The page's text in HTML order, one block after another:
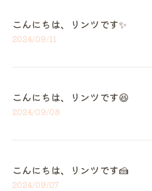
こんにちは、リンツです✨️
2024/09/11
こんにちは、リンツです😆
2024/09/08
こんにちは、リンツです🍰
2024/09/07